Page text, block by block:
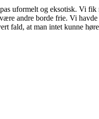
uformelt og eksotisk. Vi fik
andre borde frie. Vi
fald, at man intet kunne